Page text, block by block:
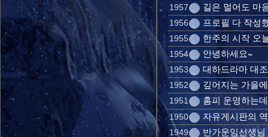
1957 길은 멀어도 마
1956 프로필 다 작성
1955 한주의 시작 오
1954 안녕하세요~
1953 대하드라마 대
1952 깊어지는 가을
1951 홈피 운영하는
1950 자유게시판의
1949 반가운임선생님